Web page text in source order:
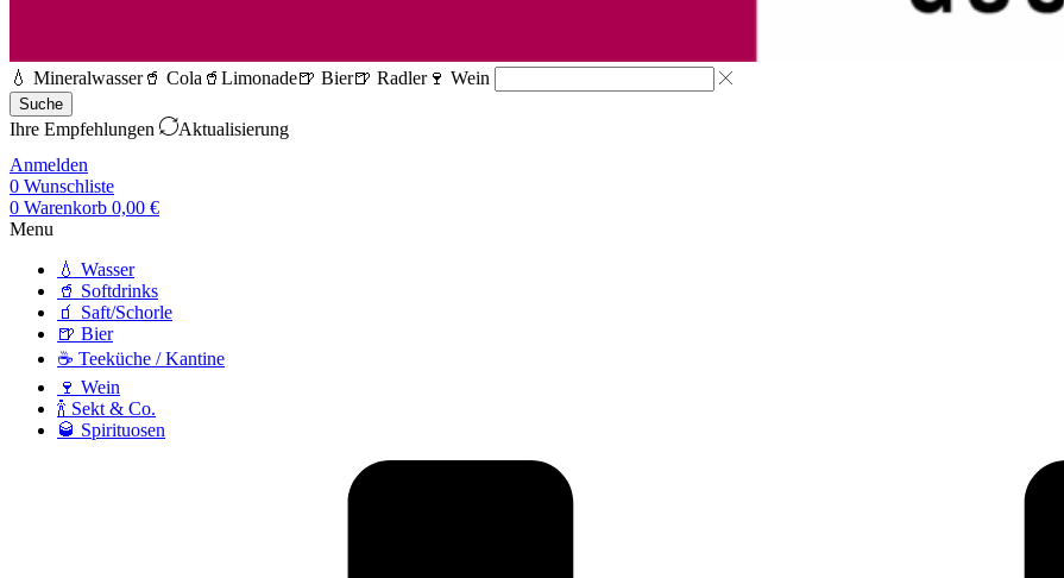
💧 Mineralwasser🥤 Cola 🥤Limonade🍺 Bier🍺 Radler🍷 Wein
Suche
Ihre Empfehlungen
Aktualisierung
Anmelden
0 Wunschliste
0 Warenkorb 0,00 €
Menu
💧 Wasser
🥤 Softdrinks
🧃 Saft/Schorle
🍺 Bier
☕ Teeküche / Kantine
🍷 Wein
🍾 Sekt & Co.
🥃 Spirituosen